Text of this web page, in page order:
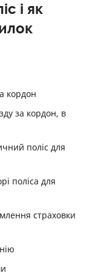
і як
кордон
за кордон, в
поліс для
поліса для
страховки